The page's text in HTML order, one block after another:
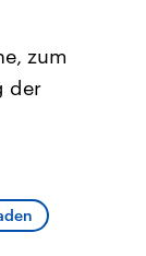
und
die Vereinigten
Ländern
zum
der